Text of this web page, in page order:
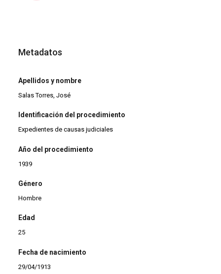
Metadatos
Apellidos y nombre
Salas Torres, José
Identificación del procedimiento
Expedientes de causas judiciales
Año del procedimiento
1939
Género
Hombre
Edad
25
Fecha de nacimiento
29/04/1913